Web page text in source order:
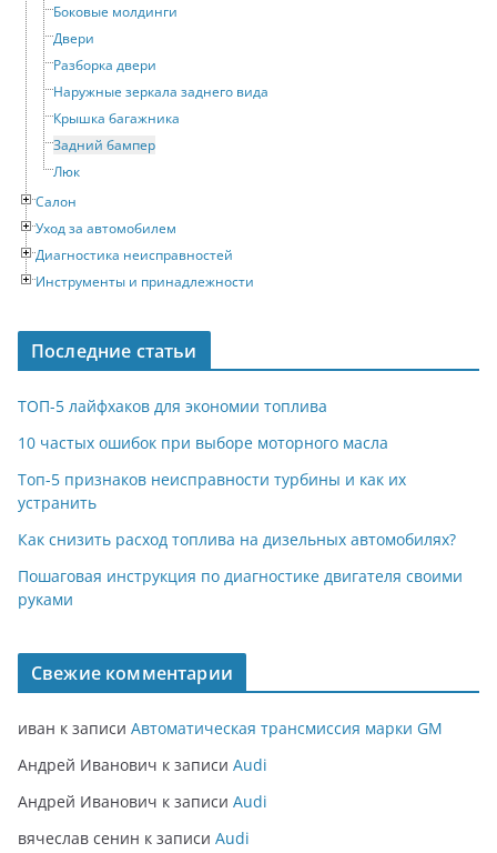
Боковые молдинги
Двери
Разборка двери
Наружные зеркала заднего вида
Крышка багажника
Задний бампер
Люк
Салон
Уход за автомобилем
Диагностика неисправностей
Инструменты и принадлежности
Последние статьи
ТОП-5 лайфхаков для экономии топлива
10 частых ошибок при выборе моторного масла
Топ-5 признаков неисправности турбины и как их
устранить
Как снизить расход топлива на дизельных автомобилях?
Пошаговая инструкция по диагностике двигателя своими
руками
Свежие комментарии
иван к записи Автоматическая трансмиссия марки GM
Андрей Иванович к записи Audi
Андрей Иванович к записи Audi
вячеслав сенин к записи Audi